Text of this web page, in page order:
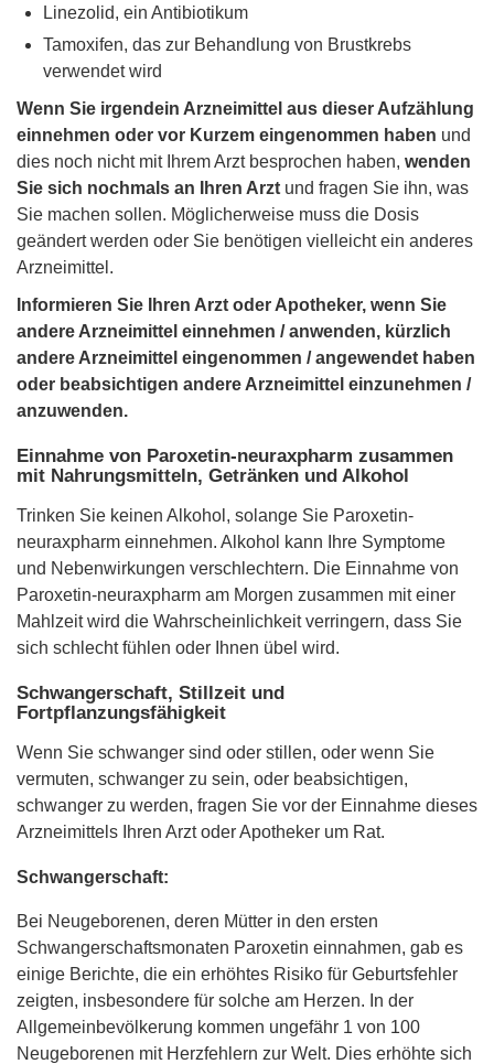
Linezolid, ein Antibiotikum
Tamoxifen, das zur Behandlung von Brustkrebs
verwendet wird
Wenn Sie irgendein Arzneimittel aus dieser Aufzählung
einnehmen oder vor Kurzem eingenommen haben und
dies noch nicht mit Ihrem Arzt besprochen haben, wenden
Sie sich nochmals an Ihren Arzt und fragen Sie ihn, was
Sie machen sollen. Möglicherweise muss die Dosis
geändert werden oder Sie benötigen vielleicht ein anderes
Arzneimittel.
Informieren Sie Ihren Arzt oder Apotheker, wenn Sie
andere Arzneimittel einnehmen / anwenden, kürzlich
andere Arzneimittel eingenommen / angewendet haben
oder beabsichtigen andere Arzneimittel einzunehmen /
anzuwenden.
Einnahme von Paroxetin-neuraxpharm zusammen
mit Nahrungsmitteln, Getränken und Alkohol
Trinken Sie keinen Alkohol, solange Sie Paroxetin-
neuraxpharm einnehmen. Alkohol kann Ihre Symptome
und Nebenwirkungen verschlechtern. Die Einnahme von
Paroxetin-neuraxpharm am Morgen zusammen mit einer
Mahlzeit wird die Wahrscheinlichkeit verringern, dass Sie
sich schlecht fühlen oder Ihnen übel wird.
Schwangerschaft, Stillzeit und
Fortpflanzungsfähigkeit
Wenn Sie schwanger sind oder stillen, oder wenn Sie
vermuten, schwanger zu sein, oder beabsichtigen,
schwanger zu werden, fragen Sie vor der Einnahme dieses
Arzneimittels Ihren Arzt oder Apotheker um Rat.
Schwangerschaft:
Bei Neugeborenen, deren Mütter in den ersten
Schwangerschaftsmonaten Paroxetin einnahmen, gab es
einige Berichte, die ein erhöhtes Risiko für Geburtsfehler
zeigten, insbesondere für solche am Herzen. In der
Allgemeinbevölkerung kommen ungefähr 1 von 100
Neugeborenen mit Herzfehlern zur Welt. Dies erhöhte sich